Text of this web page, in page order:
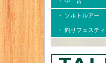
・ ソルトルアー
・ 釣りフェステ